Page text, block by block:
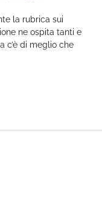
la rubrica sui
ne ospita tanti e
c’è di meglio che